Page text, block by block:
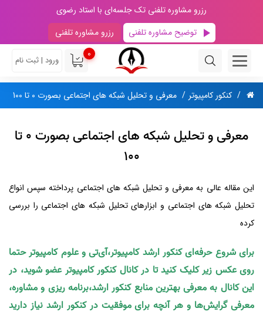
رزرو مشاوره تلفنی تک جلسه‌ای با استاد رضوی
توضیح مشاوره تلفنی
رزرو مشاوره تلفنی
0
ورود | ثبت نام
کنکور کامپیوتر معرفی و تحلیل شبکه های اجتماعی بصورت 0 تا 100
معرفی و تحلیل شبکه های اجتماعی بصورت 0 تا
100
این مقاله عالی به معرفی و تحلیل شبکه های اجتماعی پرداخته سپس انواع
تحلیل شبکه های اجتماعی و ابزارهای تحلیل شبکه های اجتماعی را بررسی
کرده
برای شروع حرفه‌ای کنکور ارشد کامپیوتر،آی‌تی و علوم کامپیوتر حتما
روی عکس زیر کلیک کنید تا در کانال کنکور کامپیوتر عضو شوید، در
این کانال به معرفی بهترین منابع کنکور ارشد،برنامه ریزی و مشاوره،
معرفی گرایش‌ها و هر آنچه برای موفقیت در کنکور ارشد نیاز دارید